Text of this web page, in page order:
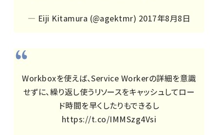
— Eiji Kitamura (@agektmr) 2017年8月8日
Workboxを使えば、Service Workerの詳細を意識
せずに、繰り返し使うリソースをキャッシュしてロー
ド時間を早くしたりもできるし
https://t.co/IMMSzg4Vsi